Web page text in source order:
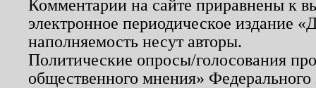
Комментарии на сайте приравнены к
электронное периодическое издание
наполняемость несут авторы.
Политические опросы/голосования
общественного мнения»